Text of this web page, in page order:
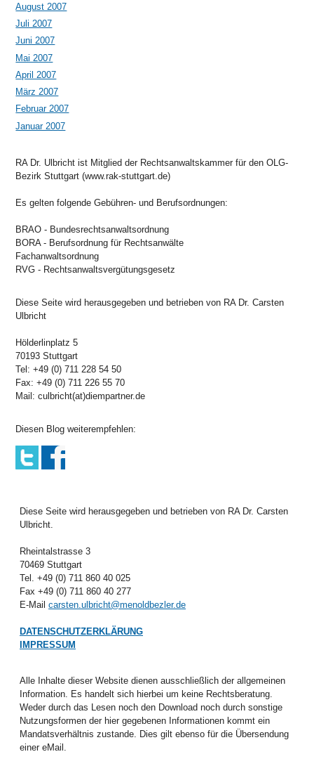
August 2007
Juli 2007
Juni 2007
Mai 2007
April 2007
März 2007
Februar 2007
Januar 2007
RA Dr. Ulbricht ist Mitglied der Rechtsanwaltskammer für den OLG-
Bezirk Stuttgart (www.rak-stuttgart.de)
Es gelten folgende Gebühren- und Berufsordnungen:
BRAO - Bundesrechtsanwaltsordnung
BORA - Berufsordnung für Rechtsanwälte
Fachanwaltsordnung
RVG - Rechtsanwaltsvergütungsgesetz
Diese Seite wird herausgegeben und betrieben von RA Dr. Carsten
Ulbricht
Hölderlinplatz 5
70193 Stuttgart
Tel: +49 (0) 711 228 54 50
Fax: +49 (0) 711 226 55 70
Mail: culbricht(at)diempartner.de
Diesen Blog weiterempfehlen:
Diese Seite wird herausgegeben und betrieben von RA Dr. Carsten
Ulbricht.
Rheintalstrasse 3
70469 Stuttgart
Tel. +49 (0) 711 860 40 025
Fax +49 (0) 711 860 40 277
E-Mail carsten.ulbricht@menoldbezler.de
DATENSCHUTZERKLÄRUNG
IMPRESSUM
Alle Inhalte dieser Website dienen ausschließlich der allgemeinen
Information. Es handelt sich hierbei um keine Rechtsberatung.
Weder durch das Lesen noch den Download noch durch sonstige
Nutzungsformen der hier gegebenen Informationen kommt ein
Mandatsverhältnis zustande. Dies gilt ebenso für die Übersendung
einer eMail.